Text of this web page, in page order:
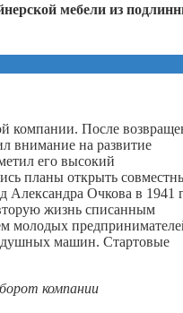
мебели из
компании. После
внимание на развитие
его высокий
планы открыть
Александра Очкова в 1941
жизнь списанным
молодых
машин. Стартовые
компании